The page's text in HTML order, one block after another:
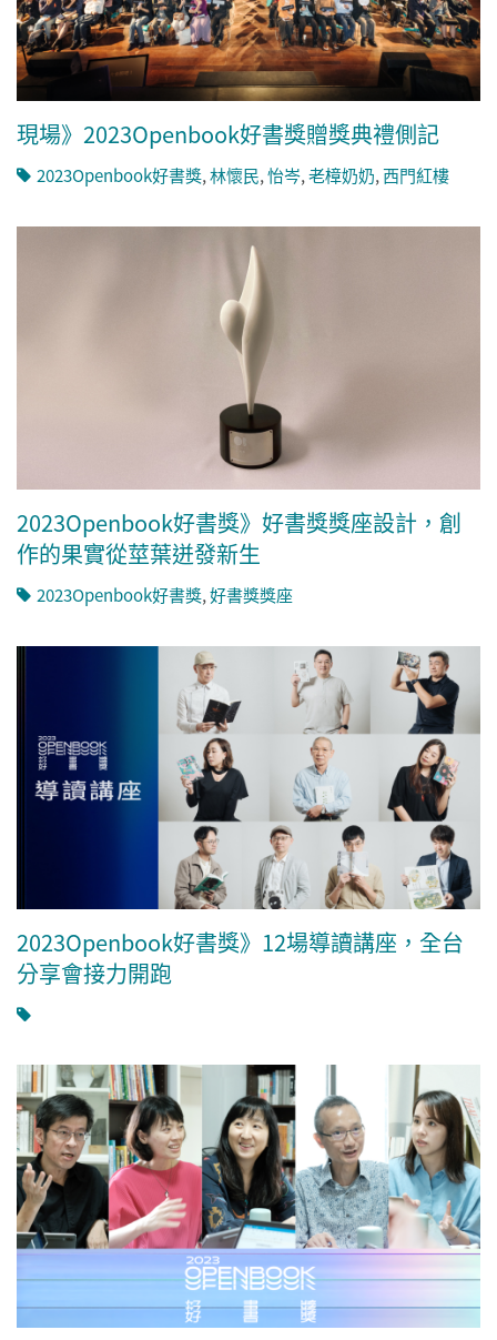
現場》2023Openbook好書獎贈獎典禮側記
2023Openbook好書獎,林懷民,怡岑,老樟奶奶,西門紅樓
2023Openbook好書獎》好書獎獎座設計，創
作的果實從莖葉迸發新生
2023Openbook好書獎,好書獎獎座
2023Openbook好書獎》12場導讀講座，全台
分享會接力開跑